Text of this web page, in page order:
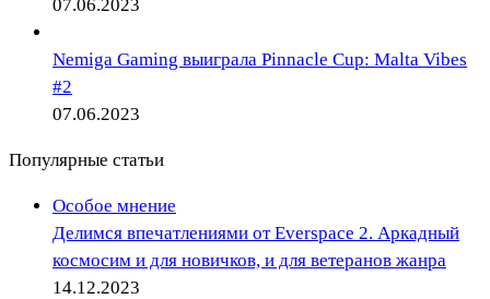
07.06.2023
Nemiga Gaming выиграла Pinnacle Cup: Malta Vibes
#2
07.06.2023
Популярные статьи
Особое мнение
Делимся впечатлениями от Everspace 2. Аркадный
космосим и для новичков, и для ветеранов жанра
14.12.2023